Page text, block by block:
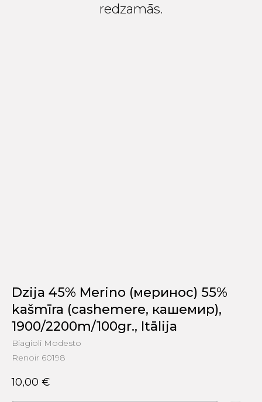
redzamās.
Dzija 45% Merino (меринос) 55%
kašmīra (cashemere, кашемир),
1900/2200m/100gr., Itālija
Biagioli Modesto
Renoir 60198
10,00 €